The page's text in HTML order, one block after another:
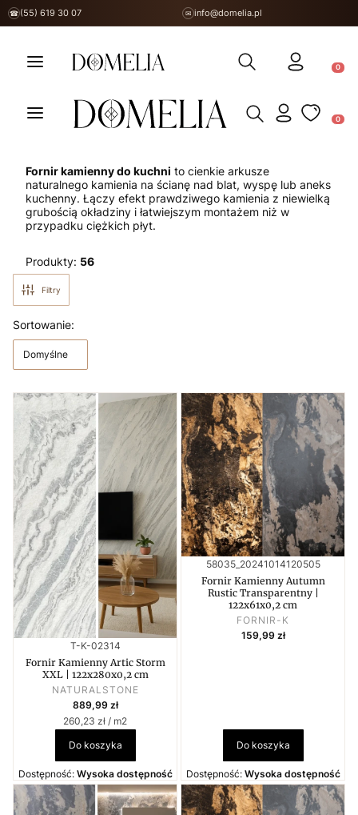
☎ (55) 619 30 07 ✉ info@domelia.pl
Otwórz wyszukiwarkę
Otwórz wyszukiwarkę
Fornir kamienny do kuchni to cienkie arkusze
naturalnego kamienia na ścianę nad blat, wyspę lub aneks
kuchenny. Łączy efekt prawdziwego kamienia z niewielką
grubością okładziny i łatwiejszym montażem niż w
przypadku ciężkich płyt.
Produkty: 56
Filtry
Lista produktów
Sortowanie:
Domyślne
Kod produktu
T-K-02314
Fornir Kamienny Artic Storm
XXL | 122x280x0,2 cm
PRODUCENT
NATURALSTONE
Cena
889,99 zł
Cena jednostkowa
260,23 zł / m2
Do koszyka
Dostępność: Wysoka dostępność
Kod produktu
58035_20241014120505
Fornir Kamienny Autumn
Rustic Transparentny |
122x61x0,2 cm
PRODUCENT
FORNIR-K
Cena
159,99 zł
Do koszyka
Dostępność: Wysoka dostępność